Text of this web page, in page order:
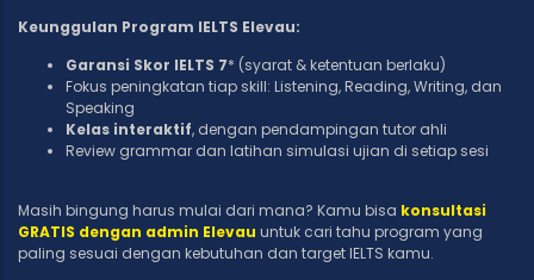
Keunggulan Program IELTS Elevau:
Garansi Skor IELTS 7* (syarat & ketentuan berlaku)
Fokus peningkatan tiap skill: Listening, Reading, Writing, dan
Speaking
Kelas interaktif, dengan pendampingan tutor ahli
Review grammar dan latihan simulasi ujian di setiap sesi
Masih bingung harus mulai dari mana? Kamu bisa konsultasi
GRATIS dengan admin Elevau untuk cari tahu program yang
paling sesuai dengan kebutuhan dan target IELTS kamu.